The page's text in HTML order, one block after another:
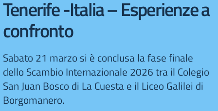
Tenerife -Italia – Esperienze a
confronto
Sabato 21 marzo si è conclusa la fase finale
dello Scambio Internazionale 2026 tra il Colegio
San Juan Bosco di La Cuesta e il Liceo Galilei di
Borgomanero.